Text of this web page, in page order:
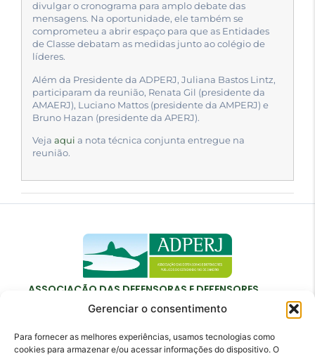
Gerenciar o consentimento
Para fornecer as melhores experiências, usamos tecnologias como
cookies para armazenar e/ou acessar informações do dispositivo. O
divulgar o cronograma para amplo debate das
mensagens. Na oportunidade, ele também se
comprometeu a abrir espaço para que as Entidades
de Classe debatam as medidas junto ao colégio de
líderes.
Além da Presidente da ADPERJ, Juliana Bastos Lintz,
participaram da reunião, Renata Gil (presidente da
AMAERJ), Luciano Mattos (presidente da AMPERJ) e
Bruno Hazan (presidente da APERJ).
Veja aqui a nota técnica conjunta entregue na
reunião.
ASSOCIAÇÃO DAS DEFENSORAS E DEFENSORES
PÚBLICOS DO ESTADO DO RIO DE JANEIRO